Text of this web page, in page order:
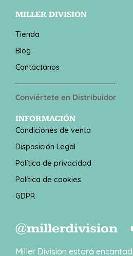
MILLER DIVISION
Tienda
Blog
Contáctanos
Conviértete en Distribuidor
INFORMACIÓN
Condiciones de venta
Disposición Legal
Política de privacidad
Política de cookies
GDPR
@millerdivision
Miller Division estará